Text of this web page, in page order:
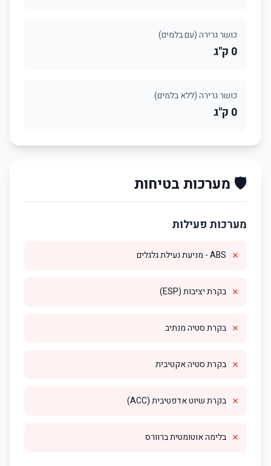
כושר גרירה (עם בלמים)
0 ק"ג
כושר גרירה (ללא בלמים)
0 ק"ג
🛡️ מערכות בטיחות
מערכות פעילות
✗ ABS - מניעת נעילת גלגלים
✗ בקרת יציבות (ESP)
✗ בקרת סטיה מנתיב
✗ בקרת סטיה אקטיבית
✗ בקרת שיוט אדפטיבית (ACC)
✗ בלימה אוטומטית ברוורס